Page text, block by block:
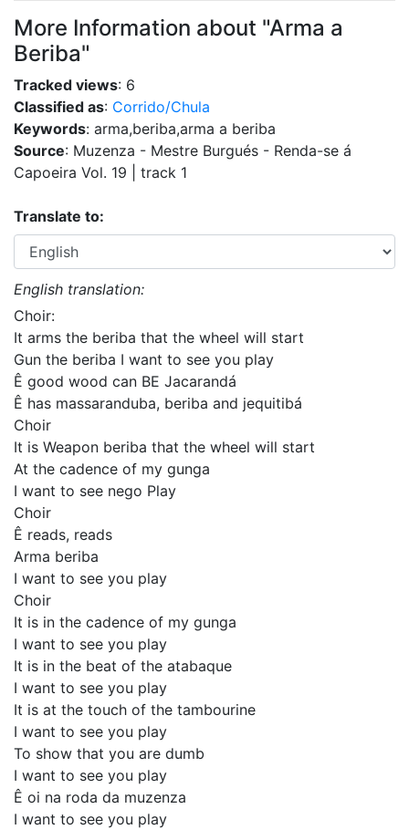
More Information about "Arma a
Beriba"
Tracked views: 6
Classified as: Corrido/Chula
Keywords: arma,beriba,arma a beriba
Source: Muzenza - Mestre Burgués - Renda-se á
Capoeira Vol. 19 | track 1
Translate to:
English translation:
Choir:
It arms the beriba that the wheel will start
Gun the beriba I want to see you play
Ê good wood can BE Jacarandá
Ê has massaranduba, beriba and jequitibá
Choir
It is Weapon beriba that the wheel will start
At the cadence of my gunga
I want to see nego Play
Choir
Ê reads, reads
Arma beriba
I want to see you play
Choir
It is in the cadence of my gunga
I want to see you play
It is in the beat of the atabaque
I want to see you play
It is at the touch of the tambourine
I want to see you play
To show that you are dumb
I want to see you play
Ê oi na roda da muzenza
I want to see you play